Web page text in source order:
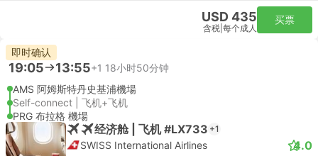
USD 435
含税 每个成人
买票
即时确认
19:05 13:55+1 18小时50分钟
AMS 阿姆斯特丹史基浦機場
Self-connect | 飞机+飞机
PRG 布拉格 機場
经济舱 | 飞机 #LX733 +1
SWISS International Airlines 4.0